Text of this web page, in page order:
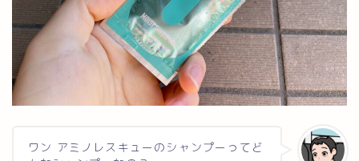
ワン アミノレスキューのシャンプーってど